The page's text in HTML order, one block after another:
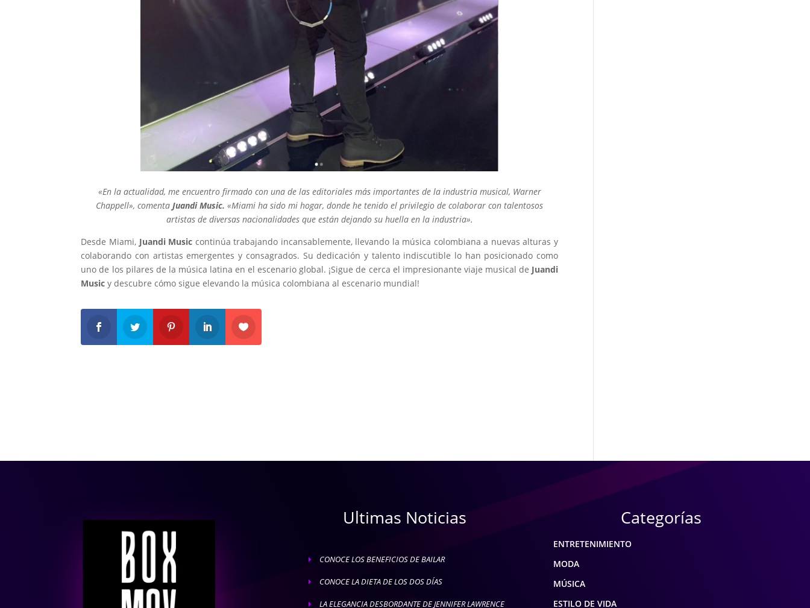
«En la actualidad, me encuentro firmado con una de las editoriales más importantes de la industria musical, Warner
Chappell», comentaJuandi Music. «Miami ha sido mi hogar, donde he tenido el privilegio de colaborar con talentosos
artistas de diversas nacionalidades que están dejando su huella en la industria».
Desde Miami, Juandi Music continúa trabajando incansablemente, llevando la música colombiana a nuevas alturas y
colaborando con artistas emergentes y consagrados. Su dedicación y talento indiscutible lo han posicionado como
uno de los pilares de la música latina en el escenario global. ¡Sigue de cerca el impresionante viaje musical de Juandi
Music y descubre cómo sigue elevando la música colombiana al escenario mundial!
Ultimas Noticias
E CONOCE LOS BENEFICIOS DE BAILAR
E CONOCE LA DIETA DE LOS DOS DÍAS
E LA ELEGANCIA DESBORDANTE DE JENNIFER LAWRENCE
Categorías
ENTRETENIMIENTO
MODA
MÚSICA
ESTILO DE VIDA